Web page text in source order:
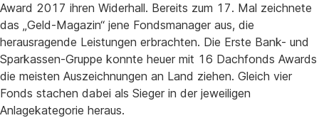
Award 2017 ihren Widerhall. Bereits zum 17. Mal zeichnete
das „Geld-Magazin“ jene Fondsmanager aus, die
herausragende Leistungen erbrachten. Die Erste Bank- und
Sparkassen-Gruppe konnte heuer mit 16 Dachfonds Awards
die meisten Auszeichnungen an Land ziehen. Gleich vier
Fonds stachen dabei als Sieger in der jeweiligen
Anlagekategorie heraus.